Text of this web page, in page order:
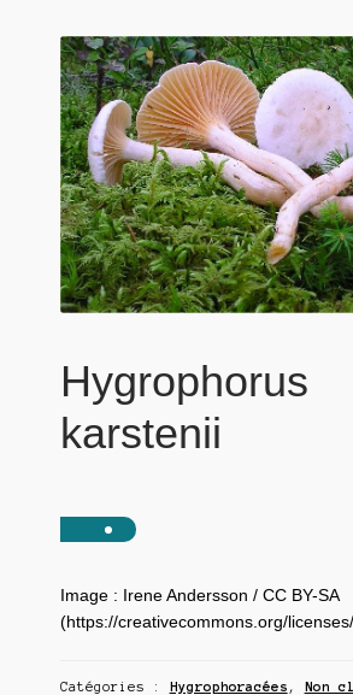
Hygrophorus
karstenii
Image : Irene Andersson / CC BY-SA
(https://creativecommons.org/
Catégories : Hygrophoracées , Non